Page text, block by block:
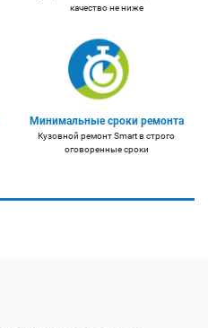
качество не ниже
Минимальные сроки ремонта
Кузовной ремонт Smart в строго
оговоренные сроки